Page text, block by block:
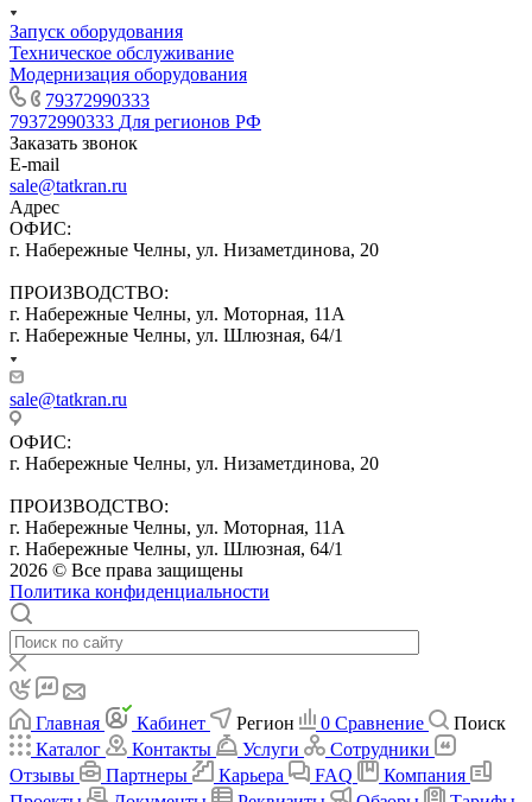
Запуск оборудования
Техническое обслуживание
Модернизация оборудования
79372990333
79372990333 Для регионов РФ
Заказать звонок
E-mail
sale@tatkran.ru
Адрес
ОФИС:
г. Набережные Челны, ул. Низаметдинова, 20
ПРОИЗВОДСТВО:
г. Набережные Челны, ул. Моторная, 11А
г. Набережные Челны, ул. Шлюзная, 64/1
sale@tatkran.ru
ОФИС:
г. Набережные Челны, ул. Низаметдинова, 20
ПРОИЗВОДСТВО:
г. Набережные Челны, ул. Моторная, 11А
г. Набережные Челны, ул. Шлюзная, 64/1
2026 © Все права защищены
Политика конфиденциальности
Главная Кабинет Регион 0 Сравнение
Поиск
Каталог
Контакты Услуги
Сотрудники
Отзывы
Партнеры Карьера FAQ
Компания